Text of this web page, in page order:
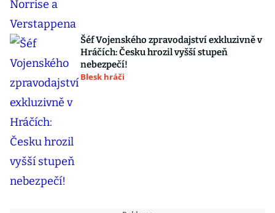
Šéf Vojenského zpravodajství exkluzivně v
Hráčích: Česku hrozil vyšší stupeň
nebezpečí!
Blesk hráči